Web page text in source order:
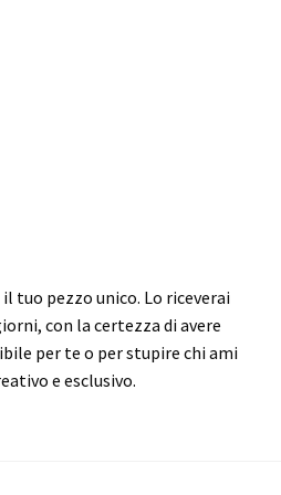
il tuo pezzo unico. Lo riceverai
con la certezza di avere
per te o per stupire chi ami
e esclusivo.